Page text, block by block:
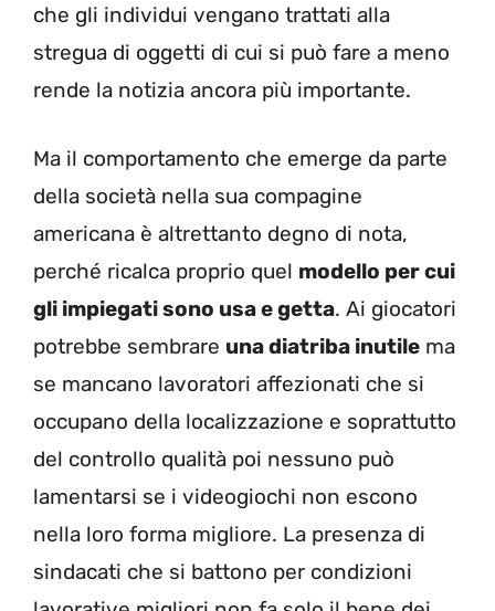
che gli individui vengano trattati alla
stregua di oggetti di cui si può fare a meno
rende la notizia ancora più importante.
Ma il comportamento che emerge da parte
della società nella sua compagine
americana è altrettanto degno di nota,
perché ricalca proprio quel modello per cui
gli impiegati sono usa e getta. Ai giocatori
potrebbe sembrare una diatriba inutile ma
se mancano lavoratori affezionati che si
occupano della localizzazione e soprattutto
del controllo qualità poi nessuno può
lamentarsi se i videogiochi non escono
nella loro forma migliore. La presenza di
sindacati che si battono per condizioni